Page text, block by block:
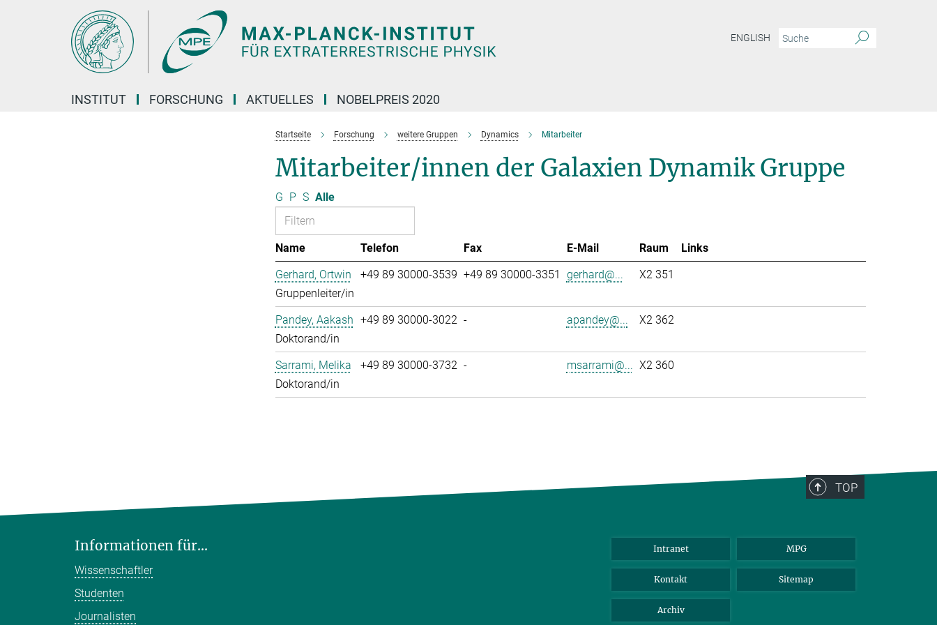
ENGLISH
INSTITUT FORSCHUNG AKTUELLES NOBELPREIS 2020
Startseite Forschung weitere Gruppen Dynamics Mitarbeiter
Mitarbeiter/innen der Galaxien Dynamik Gruppe
G P S Alle
Name Telefon Fax E-Mail Raum
Links
Gerhard, Ortwin
Gruppenleiter/in
+49 89 30000-3539 +49 89 30000-3351 gerhard@... X2 351
Pandey, Aakash
Doktorand/in
+49 89 30000-3022 - apandey@... X2 362
Sarrami, Melika
Doktorand/in
+49 89 30000-3732 - msarrami@... X2 360
TOP
Informationen für...
Wissenschaftler
Studenten
Journalisten
Intranet MPG
Kontakt Sitemap
Archiv